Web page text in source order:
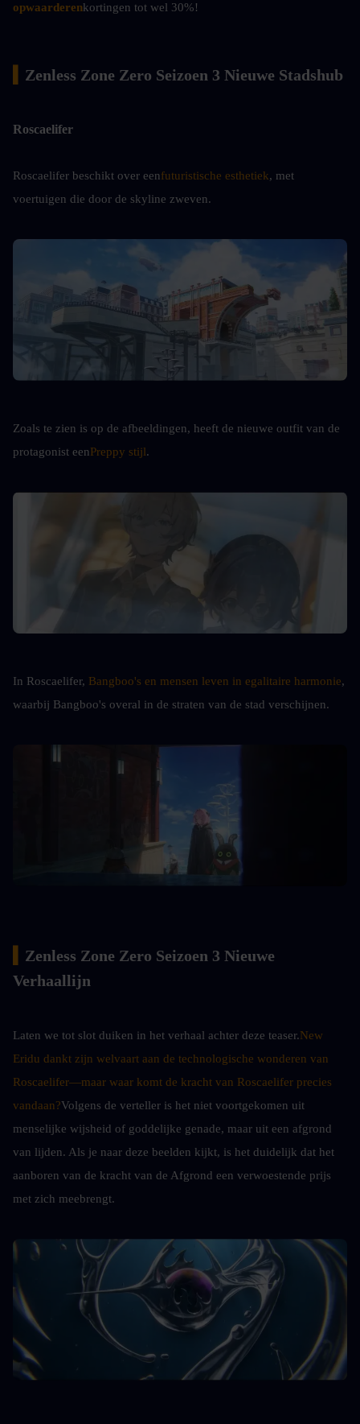
opwaarderenkortingen tot wel 30%!
Zenless Zone Zero Seizoen 3 Nieuwe Stadshub
Roscaelifer
Roscaelifer beschikt over eenfuturistische esthetiek, met
voertuigen die door de skyline zweven.
Zoals te zien is op de afbeeldingen, heeft de nieuwe outfit van de
protagonist eenPreppy stijl.
In Roscaelifer, Bangboo's en mensen leven in egalitaire harmonie,
waarbij Bangboo's overal in de straten van de stad verschijnen.
Zenless Zone Zero Seizoen 3 Nieuwe
Verhaallijn
Laten we tot slot duiken in het verhaal achter deze teaser.New
Roscaelifer—maar waar komt de kracht van Roscaelifer precies
vandaan?Volgens de verteller is het niet voortgekomen uit
menselijke wijsheid of goddelijke genade, maar uit een afgrond
van lijden. Als je naar deze beelden kijkt, is het duidelijk dat het
aanboren van de kracht van de Afgrond een verwoestende prijs
met zich meebrengt.